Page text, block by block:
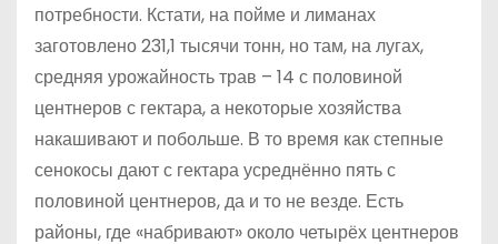
потребности. Кстати, на пойме и лиманах
заготовлено 231,1 тысячи тонн, но там, на лугах,
средняя урожайность трав – 14 с половиной
центнеров с гектара, а некоторые хозяйства
накашивают и побольше. В то время как степные
сенокосы дают с гектара усреднённо пять с
половиной центнеров, да и то не везде. Есть
районы, где «набривают» около четырёх центнеров